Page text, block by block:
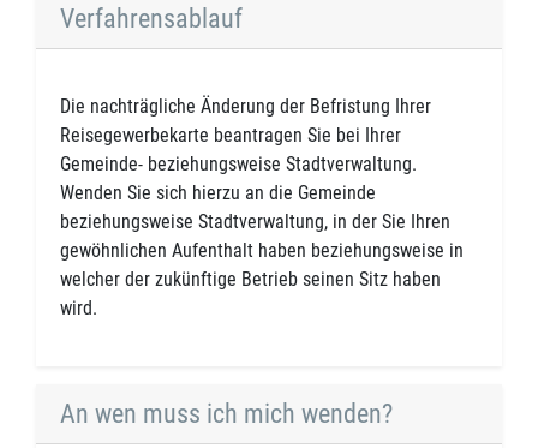
Verfahrensablauf
Die nachträgliche Änderung der Befristung Ihrer
Reisegewerbekarte beantragen Sie bei Ihrer
Gemeinde- beziehungsweise Stadtverwaltung.
Wenden Sie sich hierzu an die Gemeinde
beziehungsweise Stadtverwaltung, in der Sie Ihren
gewöhnlichen Aufenthalt haben beziehungsweise in
welcher der zukünftige Betrieb seinen Sitz haben
wird.
An wen muss ich mich wenden?